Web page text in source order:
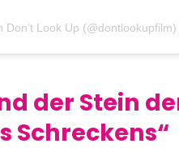
Don’t Look Up (@dontlookupfilm)
der Stein
Schreckens“